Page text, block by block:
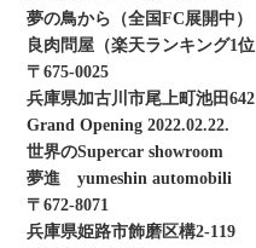
夢の鳥から（全国FC展開中）
良肉問屋（楽天ランキング1位
〒675-0025
兵庫県加古川市尾上町池田642
Grand Opening 2022.02.22.
世界のSupercar showroom
夢進 yumeshin automobili
〒672-8071
兵庫県姫路市飾磨区構2-119